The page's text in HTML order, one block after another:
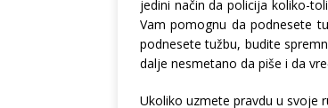
jedini način da policija koliko-
Vam pomognu da podnesete
podnesete tužbu, budite
dalje nesmetano da piše i da
Ukoliko uzmete pravdu u svoje